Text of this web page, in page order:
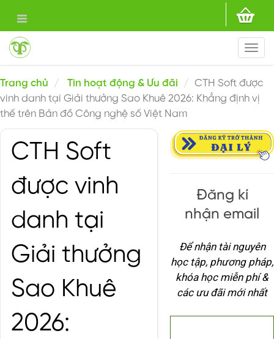
Trang chủ Tin hoạt động & Ưu đãi
CTH Soft được
vinh danh tại Giải thưởng Sao Khuê 2026: Khẳng định vị
thế trên Bản đồ Công nghệ số Việt Nam
CTH Soft
được vinh
danh tại
Giải thưởng
Sao Khuê
2026:
Đăng kí
nhận email
Để nhận tài nguyên
học tập, phương pháp,
khóa học miễn phí &
các ưu đãi mới nhất